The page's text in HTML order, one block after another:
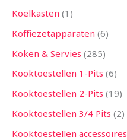
Koelkasten 1
Koffiezetapparaten 6
Koken & Servies 285
Kooktoestellen 1-Pits 6
Kooktoestellen 2-Pits 19
Kooktoestellen 3/4 Pits 2
Kooktoestellen accessoires